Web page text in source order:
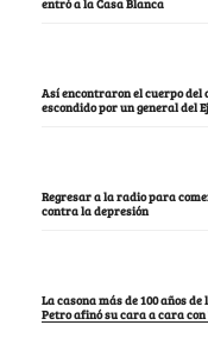
entró a la Casa Blanca
Así encontraron el cuerpo del
escondido por un general del
Regresar a la radio para
contra la depresión
La casona más de 100 años
Petro afinó su cara a cara